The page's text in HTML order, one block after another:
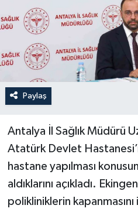
Paylaş
Antalya İl Sağlık Müdürü
Atatürk Devlet
hastane yapılması
aldıklarını açıkladı.
polikliniklerin